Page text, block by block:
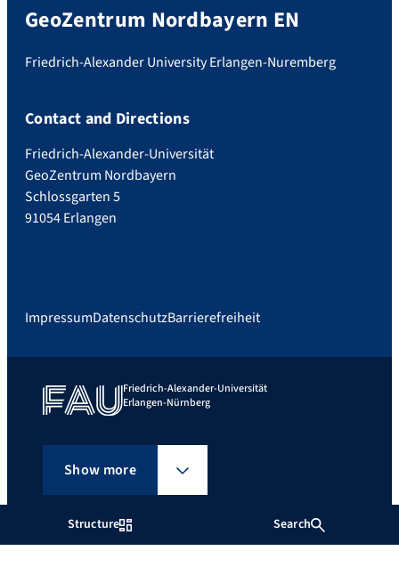
Structure Search
GeoZentrum Nordbayern EN
Friedrich-Alexander University Erlangen-Nuremberg
Contact and Directions
Friedrich-Alexander-Universität
GeoZentrum Nordbayern
Schlossgarten 5
91054 Erlangen
ImpressumDatenschutzBarrierefreiheit
Friedrich-Alexander-Universität
Erlangen-Nürnberg
Show more